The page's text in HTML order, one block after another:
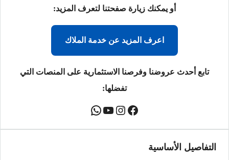
أو يمكنك زيارة صفحتنا لتعرف المزيد:
اعرف المزيد عن خدمة الملاك
تابع أحدث عروضنا وفرصنا الاستثمارية على المنصات التي
تفضلها:
التفاصيل الأساسية